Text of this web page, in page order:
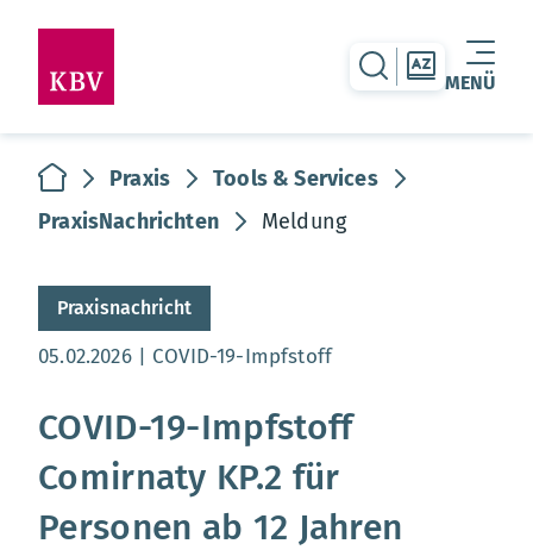
MENÜ
Warenkorb leer
zur Suche-Seite
zur
zur Startseite
Praxis
Tools & Services
PraxisNachrichten
Meldung
Praxisnachricht
Aktualisierungsdatum:
05.02.2026 COVID-19-Impfstoff
COVID-19-Impfstoff
Comirnaty KP.2 für
Personen ab 12 Jahren